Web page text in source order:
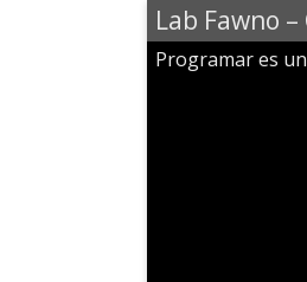
Lab Fawno
Programar es